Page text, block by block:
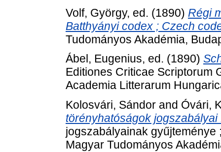
Volf, György, ed. (1890) Régi
Batthyányi codex ; Czech
Tudományos Akadémia,
Ábel, Eugenius, ed. (1890)
Editiones Criticae Scriptorum
Academia Litterarum
Kolosvári, Sándor and Óvári,
törényhatóságok jogszabályai
jogszabályainak gyűjteménye
Magyar Tudományos